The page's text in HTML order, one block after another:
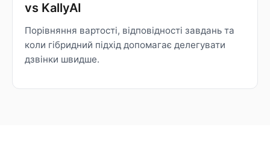
vs KallyAI
Порівняння вартості, відповідності завдань та
коли гібридний підхід допомагає делегувати
дзвінки швидше.